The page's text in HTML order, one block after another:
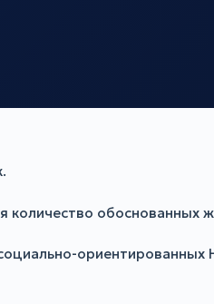
количество обоснованных
ориентированных